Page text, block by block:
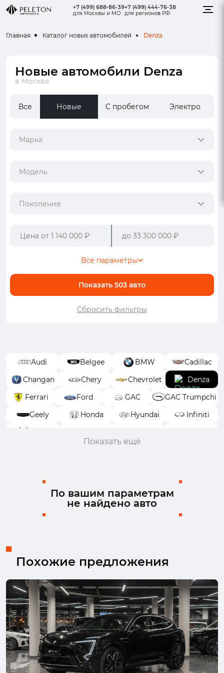
+7 (499) 688-86-39
для Москвы и МО
+7 (499) 444-76-38
для регионов РФ
Главная Каталог новых автомобилей Denza
Новые автомобили Denza
в Москве
Все Новые С пробегом Электро
Марка
Модель
Поколение
Показать 503 авто
Все параметры
Сбросить фильтры
Audi Belgee BMW
Cadillac
Changan
Chery Chevrolet
Denza
Ferrari
Ford GAC
GAC Trumpchi
Geely
Honda Hyundai
Infiniti
Ram
Toyota Volkswagen
Показать ещё
По вашим параметрам
не найдено авто
Похожие предложения